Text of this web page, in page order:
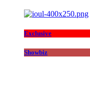
Exclusive
Showbiz